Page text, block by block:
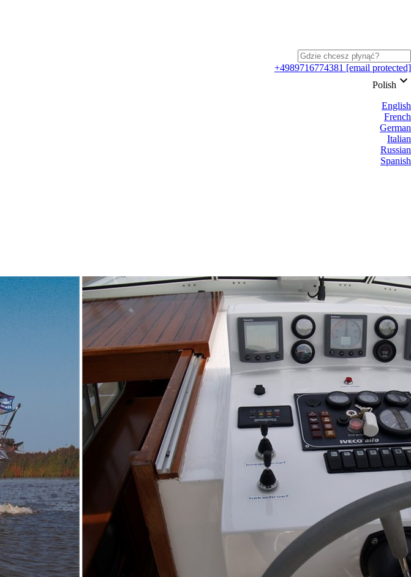
+4989716774381 [email protected]
Polish keyboard_arrow_down
English
French
German
Italian
Russian
Spanish